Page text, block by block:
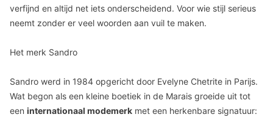
verfijnd en altijd net iets onderscheidend. Voor wie stijl serieus
neemt zonder er veel woorden aan vuil te maken.
Het merk Sandro
Sandro werd in 1984 opgericht door Evelyne Chetrite in Parijs.
Wat begon als een kleine boetiek in de Marais groeide uit tot
een internationaal modemerk met een herkenbare signatuur: